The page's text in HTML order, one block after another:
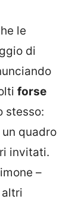
le
di
forse
stesso:
quadro
invitati.
–